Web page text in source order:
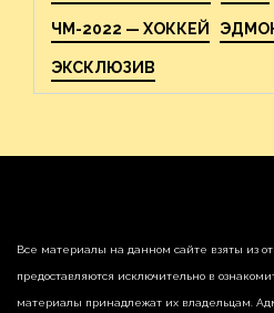
ЧМ-2022 — ХОККЕЙ
ЭКСКЛЮЗИВ
Все материалы на данном сайте взяты из
предоставляются исключительно в
материалы принадлежат их владельцам.